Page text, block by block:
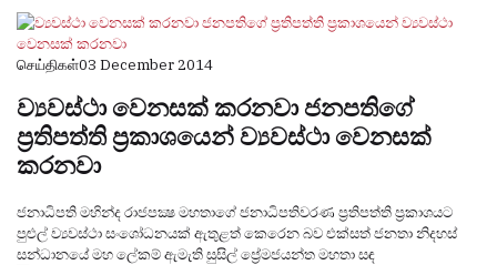
செய்திகள்03 December 2014
ව්‍යවස්‌ථා වෙනසක්‌ කරනවා ජනපතිගේ
ප්‍රතිපත්ති ප්‍රකාශයෙන් ව්‍යවස්‌ථා වෙනසක්‌
කරනවා
ජනාධිපති මහින්ද රාජපක්‍ෂ මහතාගේ ජනාධිපතිවරණ ප්‍රතිපත්ති ප්‍රකාශයට
පුළුල් ව්‍යවස්‌ථා සංශෝධනයක්‌ ඇතුළත් කෙරෙන බව එක්‌සත් ජනතා නිදහස්‌
සන්ධානයේ මහ ලේකම් ඇමැති සුසිල් ප්‍රේමජයන්ත මහතා සඳ